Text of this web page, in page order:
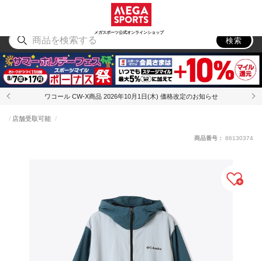
メガスポーツ公式オンラインショップ
アウトドア
検索
ワコール CW-X商品 2026年10月1日(木) 価格改定のお知らせ
店舗受取可能
商品番号： 86130374